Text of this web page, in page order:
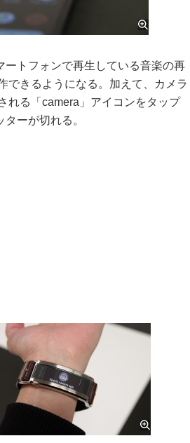
トフォンで再生している音楽の再
できるようになる。加えて、カメラ
れる「camera」アイコンをタップ
ーが切れる。